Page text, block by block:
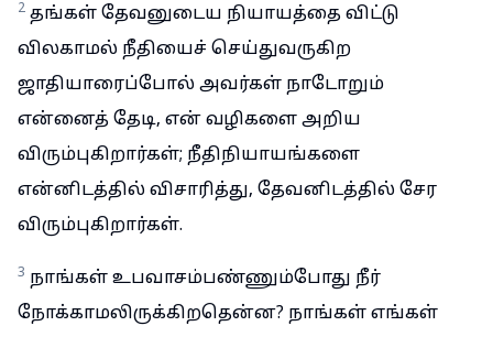
2 தங்கள் தேவனுடைய நியாயத்தை விட்டு
விலகாமல் நீதியைச் செய்துவருகிற
ஜாதியாரைப்போல் அவர்கள் நாடோறும்
என்னைத் தேடி, என் வழிகளை அறிய
விரும்புகிறார்கள்; நீதிநியாயங்களை
என்னிடத்தில் விசாரித்து, தேவனிடத்தில் சேர
விரும்புகிறார்கள்.
3 நாங்கள் உபவாசம்பண்ணும்போது நீர்
நோக்காமலிருக்கிறதென்ன? நாங்கள் எங்கள்